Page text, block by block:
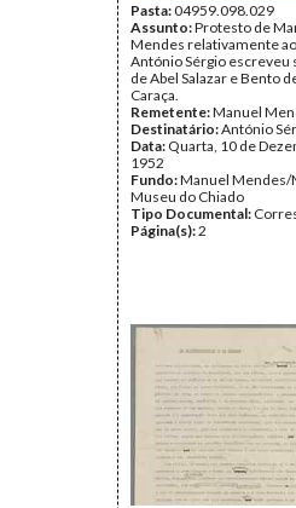
Pasta:04959.098.029
Assunto:Protesto de
Mendes relativamente
António Sérgio escreveu
de Abel Salazar e Bento
Caraça.
Remetente:Manuel
Destinatário:António
Data: Quarta, 10 de
1952
Fundo:Manuel Mendes/
Museu do Chiado
Tipo Documental:
Página(s):2